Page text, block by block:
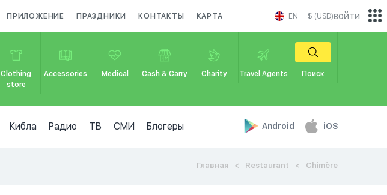
ПРИЛОЖЕНИЕ ПРАЗДНИКИ КОНТАКТЫ КАРТА EN $ (USD)
Clothing
store
Accessories Medical Cash & Carry Charity Travel Agents Поиск
Кибла Радио ТВ СМИ Блогеры Android iOS
войти
Главная Restaurant Chimère